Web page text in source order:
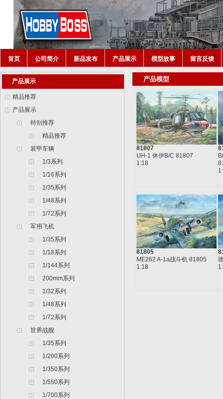
首页 公司简介 新品发布 产品展示 模型故事 留言反馈
产品展示
精品推荐
产品展示
特别推荐
精品推荐
装甲车辆
1/3系列
1/16系列
1/35系列
1/48系列
1/72系列
军用飞机
1/35系列
1/18系列
1/144系列
200mm系列
1/32系列
1/48系列
1/72系列
世界战舰
1/35系列
1/200系列
1/350系列
1/550系列
1/700系列
产品模型
81807
UH-1 休伊B/C 81807
1:18
81805
ME262 A-1a战斗机 81805
1:18